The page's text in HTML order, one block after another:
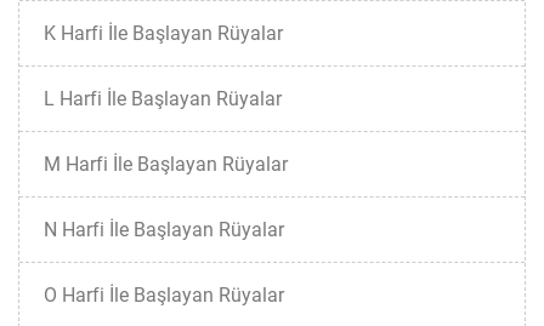
K Harfi İle Başlayan Rüyalar
L Harfi İle Başlayan Rüyalar
M Harfi İle Başlayan Rüyalar
N Harfi İle Başlayan Rüyalar
O Harfi İle Başlayan Rüyalar